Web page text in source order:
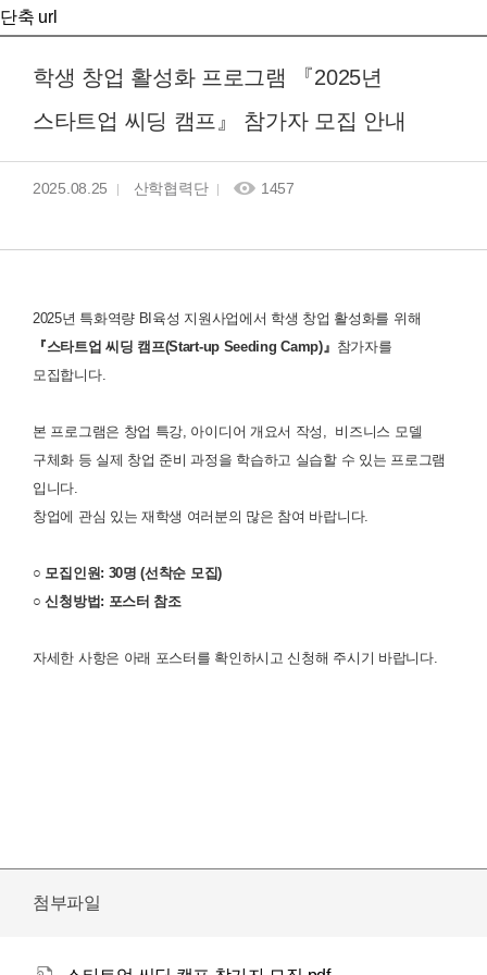
단축 url
학생 창업 활성화 프로그램 『2025년
스타트업 씨딩 캠프』 참가자 모집 안내
2025.08.25 산학협력단 1457
2025년 특화역량 BI육성 지원사업에서 학생 창업 활성화를 위해
『스타트업 씨딩 캠프(Start-up Seeding Camp)』 참가자를
모집합니다.
본 프로그램은 창업 특강, 아이디어 개요서 작성, 비즈니스 모델
구체화 등 실제 창업 준비 과정을 학습하고 실습할 수 있는 프로그램
입니다.
창업에 관심 있는 재학생 여러분의 많은 참여 바랍니다.
○ 모집인원: 30명 (선착순 모집)
○ 신청방법: 포스터 참조
자세한 사항은 아래 포스터를 확인하시고 신청해 주시기 바랍니다.
첨부파일